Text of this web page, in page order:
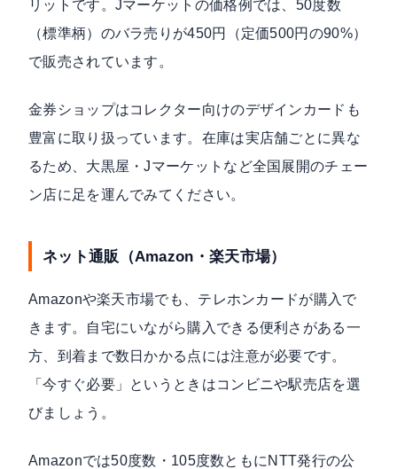
リットです。Jマーケットの価格例では、50度数
（標準柄）のバラ売りが450円（定価500円の90%）
で販売されています。
金券ショップはコレクター向けのデザインカードも
豊富に取り扱っています。在庫は実店舗ごとに異な
るため、大黒屋・Jマーケットなど全国展開のチェー
ン店に足を運んでみてください。
ネット通販（Amazon・楽天市場）
Amazonや楽天市場でも、テレホンカードが購入で
きます。自宅にいながら購入できる便利さがある一
方、到着まで数日かかる点には注意が必要です。
「今すぐ必要」というときはコンビニや駅売店を選
びましょう。
Amazonでは50度数・105度数ともにNTT発行の公